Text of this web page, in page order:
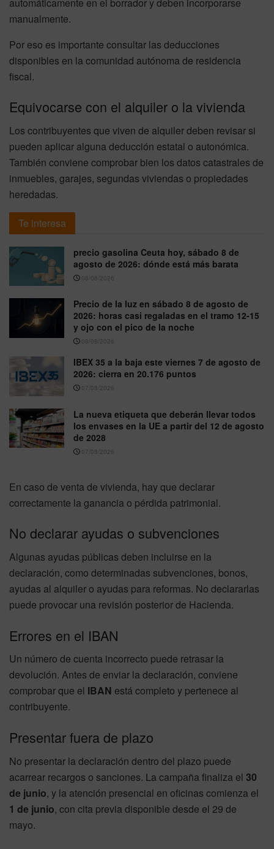
manualmente.
Por eso es importante consultar las deducciones
disponibles en la comunidad autónoma de residencia
fiscal.
Equivocarse con el alquiler o la vivienda
Los contribuyentes que viven de alquiler deben revisar si
pueden aplicar alguna deducción estatal o autonómica.
También conviene comprobar bien los datos catastrales de
inmuebles, garajes, segundas viviendas o propiedades
heredadas.
Te interesa
precio gasolina Ceuta hoy, sábado 8 de
agosto de 2026: dónde está más barata
08/08/2026
Precio de la luz en sábado 8 de agosto de
2026: horas casi regaladas en el tramo 12-15
y ojo con el pico de la noche
08/08/2026
IBEX 35 a la baja este viernes 7 de agosto de
2026: cierra en 20.176 puntos
07/08/2026
La nueva etiqueta que deberán llevar todos
los envases en la UE a partir del 12 de agosto
de 2028
07/08/2026
En caso de venta de vivienda, hay que declarar
correctamente la ganancia o pérdida patrimonial.
No declarar ayudas o subvenciones
Algunas ayudas públicas deben incluirse en la
declaración, como determinadas subvenciones, bonos,
ayudas al alquiler o ayudas para reformas. No declararlas
puede provocar una revisión posterior de Hacienda.
Errores en el IBAN
Un número de cuenta incorrecto puede retrasar la
devolución. Antes de enviar la declaración, conviene
comprobar que el IBAN está completo y pertenece al
contribuyente.
Presentar fuera de plazo
No presentar la declaración dentro del plazo puede
acarrear recargos o sanciones. La campaña finaliza el 30
de junio, y la atención presencial en oficinas comienza el
1 de junio, con cita previa disponible desde el 29 de
mayo.